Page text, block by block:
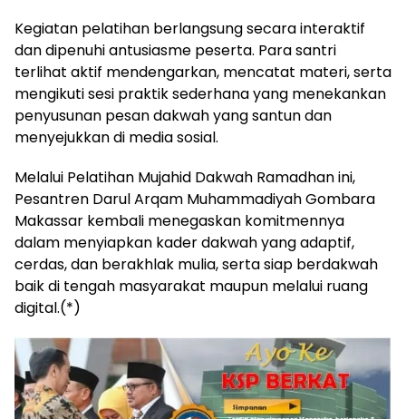
Kegiatan pelatihan berlangsung secara interaktif
dan dipenuhi antusiasme peserta. Para santri
terlihat aktif mendengarkan, mencatat materi, serta
mengikuti sesi praktik sederhana yang menekankan
penyusunan pesan dakwah yang santun dan
menyejukkan di media sosial.
Melalui Pelatihan Mujahid Dakwah Ramadhan ini,
Pesantren Darul Arqam Muhammadiyah Gombara
Makassar kembali menegaskan komitmennya
dalam menyiapkan kader dakwah yang adaptif,
cerdas, dan berakhlak mulia, serta siap berdakwah
baik di tengah masyarakat maupun melalui ruang
digital.(*)